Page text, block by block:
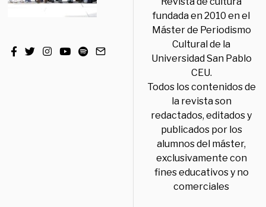
fundada en 2010 en el
Máster de Periodismo
Cultural de la
Universidad San Pablo
CEU.
Todos los contenidos de
la revista son
redactados, editados y
publicados por los
alumnos del máster,
exclusivamente con
fines educativos y no
comerciales